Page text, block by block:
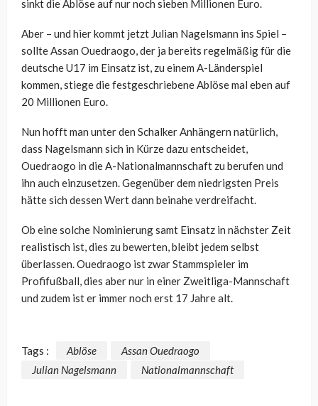
sinkt die Ablöse auf nur noch sieben Millionen Euro.
Aber – und hier kommt jetzt Julian Nagelsmann ins Spiel –
sollte Assan Ouedraogo, der ja bereits regelmäßig für die
deutsche U17 im Einsatz ist, zu einem A-Länderspiel
kommen, stiege die festgeschriebene Ablöse mal eben auf
20 Millionen Euro.
Nun hofft man unter den Schalker Anhängern natürlich,
dass Nagelsmann sich in Kürze dazu entscheidet,
Ouedraogo in die A-Nationalmannschaft zu berufen und
ihn auch einzusetzen. Gegenüber dem niedrigsten Preis
hätte sich dessen Wert dann beinahe verdreifacht.
Ob eine solche Nominierung samt Einsatz in nächster Zeit
realistisch ist, dies zu bewerten, bleibt jedem selbst
überlassen. Ouedraogo ist zwar Stammspieler im
Profifußball, dies aber nur in einer Zweitliga-Mannschaft
und zudem ist er immer noch erst 17 Jahre alt.
Tags : Ablöse
Assan Ouedraogo
Julian Nagelsmann
Nationalmannschaft